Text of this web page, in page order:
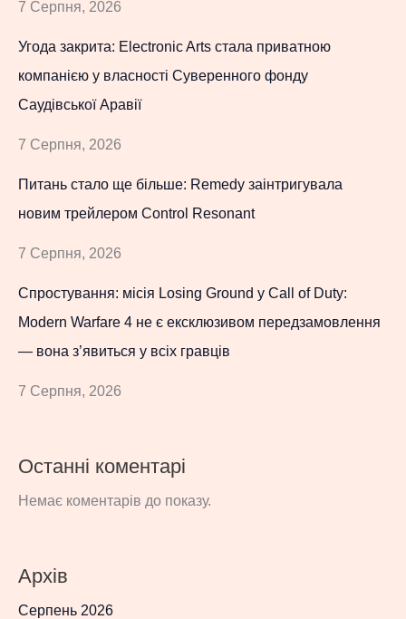
7 Серпня, 2026
Угода закрита: Electronic Arts стала приватною
компанією у власності Суверенного фонду
Саудівської Аравії
7 Серпня, 2026
Питань стало ще більше: Remedy заінтригувала
новим трейлером Control Resonant
7 Серпня, 2026
Спростування: місія Losing Ground у Call of Duty:
Modern Warfare 4 не є ексклюзивом передзамовлення
— вона з’явиться у всіх гравців
7 Серпня, 2026
Останні коментарі
Немає коментарів до показу.
Архів
Серпень 2026